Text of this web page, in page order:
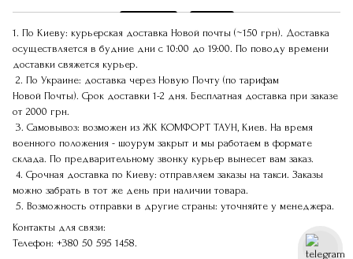
1. По Киеву: курьерская доставка Новой почты (~150 грн). Доставка
осуществляется в будние дни с 10:00 до 19:00. По поводу времени
доставки свяжется курьер.
2. По Украине: доставка через Новую Почту (по тарифам
Новой Почты). Срок доставки 1-2 дня. Бесплатная доставка при заказе
от 2000 грн.
3. Самовывоз: возможен из ЖК КОМФОРТ ТАУН, Киев. На время
военного положения - шоурум закрыт и мы работаем в формате
склада. По предварительному звонку курьер вынесет вам заказ.
4. Срочная доставка по Киеву: отправляем заказы на такси. Заказы
можно забрать в тот же день при наличии товара.
5. Возможность отправки в другие страны: уточняйте у менеджера.
Контакты для связи:
Телефон: +380 50 595 1458.